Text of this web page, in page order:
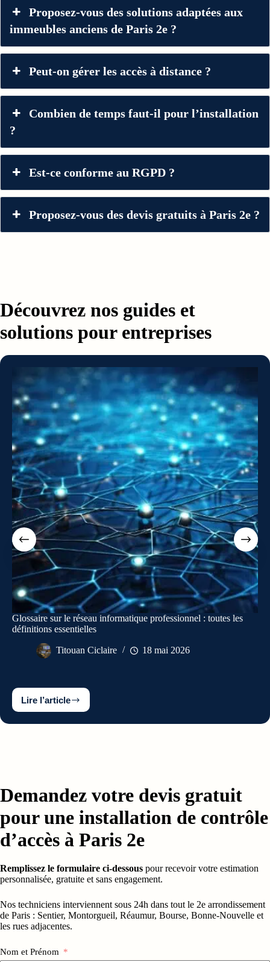
Proposez-vous des solutions adaptées aux
immeubles anciens de Paris 2e ?
Peut-on gérer les accès à distance ?
Combien de temps faut-il pour l’installation
?
Est-ce conforme au RGPD ?
Proposez-vous des devis gratuits à Paris 2e ?
Découvrez nos guides et
solutions pour entreprises
Glossaire sur le réseau informatique professionnel : toutes les
définitions essentielles
Titouan Ciclaire 18 mai 2026
Lire l’articleGlossaire
sur
le
définitions
Demandez votre devis gratuit
pour une installation de contrôle
d’accès à Paris 2e
Remplissez le formulaire ci-dessous pour recevoir votre estimation
personnalisée, gratuite et sans engagement.
Nos techniciens interviennent sous 24h dans tout le 2e arrondissement
de Paris : Sentier, Montorgueil, Réaumur, Bourse, Bonne-Nouvelle et
les rues adjacentes.
Nom et Prénom